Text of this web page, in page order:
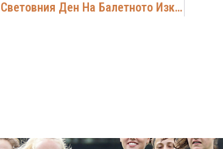
Вълнуваща Среща В 150.ОУ На Световния Ден На Балетното Изкуство